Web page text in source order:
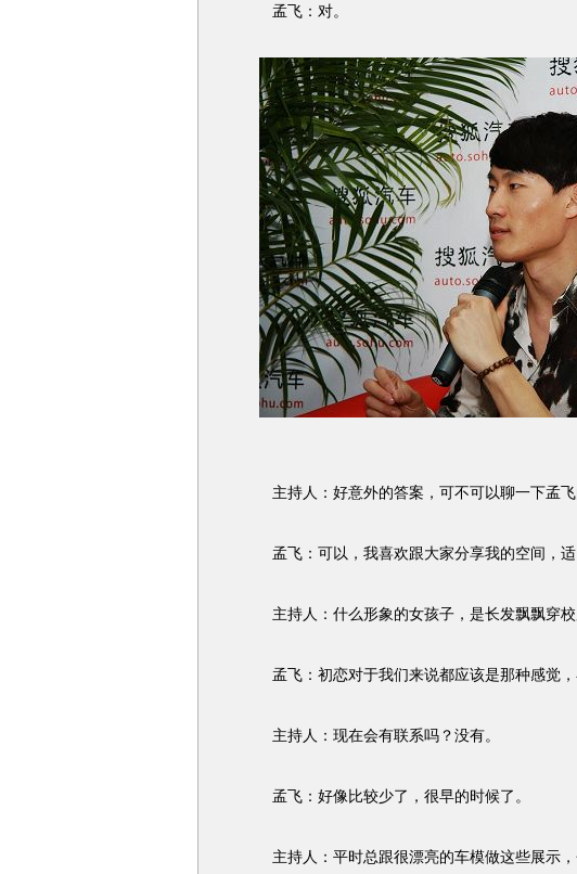
孟飞：对。
主持人：好意外的答案，可不可以聊一下孟飞
孟飞：可以，我喜欢跟大家分享我的空间，适
主持人：什么形象的女孩子，是长发飘飘穿校
孟飞：初恋对于我们来说都应该是那种感觉，
主持人：现在会有联系吗？没有。
孟飞：好像比较少了，很早的时候了。
主持人：平时总跟很漂亮的车模做这些展示，